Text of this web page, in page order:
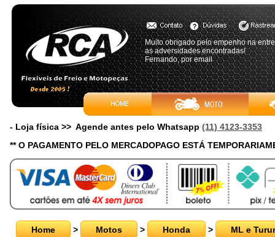
Muito obrigado pelo empenho na
as adversidades encontradas!
Fernando, por email
- Loja física >> Agende antes pelo Whatsapp (11) 4123-3353
** O PAGAMENTO PELO MERCADOPAGO ESTÁ
Home > Motos > Honda > ML e